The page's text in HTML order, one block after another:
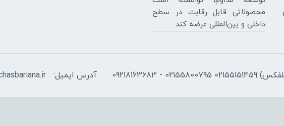
محصولاتی قابل رقابت در سطح
داخلی و بین‌المللی عرضه کند.
02155800795 - 09218163683 آدرس ایمیل: